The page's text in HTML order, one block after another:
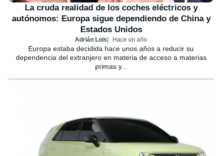
La cruda realidad de los coches eléctricos y
autónomos: Europa sigue dependiendo de China y
Estados Unidos
Adrián Lois Hace un año
Europa estaba decidida hace unos años a reducir su
dependencia del extranjero en materia de acceso a materias
primas y...